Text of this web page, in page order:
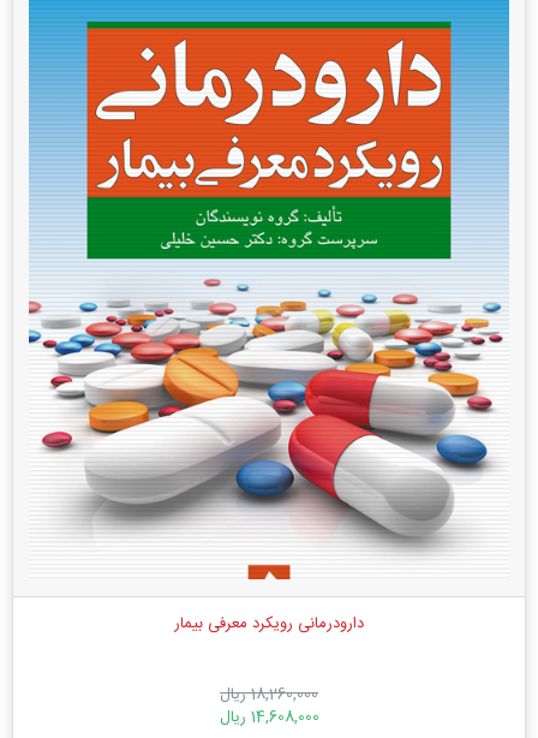
دارودرمانی رویکرد معرفی بیمار
18,260,000 ریال
14,608,000 ریال